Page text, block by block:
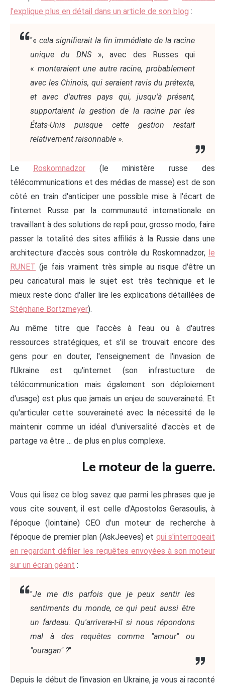
l'explique plus en détail dans un article de son blog :
"« cela signifierait la fin immédiate de la racine
unique du DNS », avec des Russes qui
« monteraient une autre racine, probablement
avec les Chinois, qui seraient ravis du prétexte,
et avec d'autres pays qui, jusqu'à présent,
supportaient la gestion de la racine par les
États-Unis puisque cette gestion restait
relativement raisonnable ».
Le Roskomnadzor(le ministère russe des
télécommunications et des médias de masse) est de son
côté en train d'anticiper une possible mise à l'écart de
l'internet Russe par la communauté internationale en
travaillant à des solutions de repli pour, grosso modo, faire
passer la totalité des sites affiliés à la Russie dans une
architecture d'accès sous contrôle du Roskomnadzor, le
RUNET (je fais vraiment très simple au risque d'être un
peu caricatural mais le sujet est très technique et le
mieux reste donc d'aller lire les explications détaillées de
Stéphane Bortzmeyer).
Au même titre que l'accès à l'eau ou à d'autres
ressources stratégiques, et s'il se trouvait encore des
gens pour en douter, l'enseignement de l'invasion de
l'Ukraine est qu'internet (son infrastucture de
télécommunication mais également son déploiement
d'usage) est plus que jamais un enjeu de souveraineté. Et
qu'articuler cette souveraineté avec la nécessité de le
maintenir comme un idéal d'universalité d'accès et de
partage va être … de plus en plus complexe.
Le moteur de la guerre.
Vous qui lisez ce blog savez que parmi les phrases que je
vous cite souvent, il est celle d'Apostolos Gerasoulis, à
l'époque (lointaine) CEO d'un moteur de recherche à
l'époque de premier plan (AskJeeves) et qui s'interrogeait
en regardant défiler les requêtes envoyées à son moteur
sur un écran géant :
"Je me dis parfois que je peux sentir les
sentiments du monde, ce qui peut aussi être
un fardeau. Qu'arrivera-t-il si nous répondons
mal à des requêtes comme "amour" ou
"ouragan" ?"
Depuis le début de l'invasion en Ukraine, je vous ai raconté